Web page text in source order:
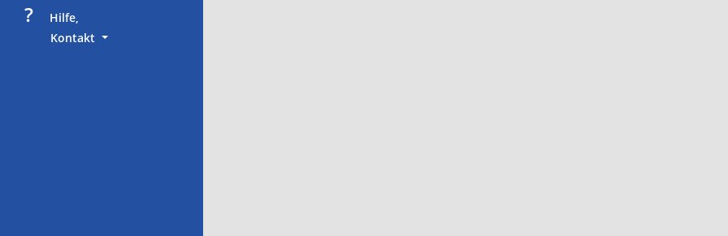
?
     Hilfe,
Kontakt